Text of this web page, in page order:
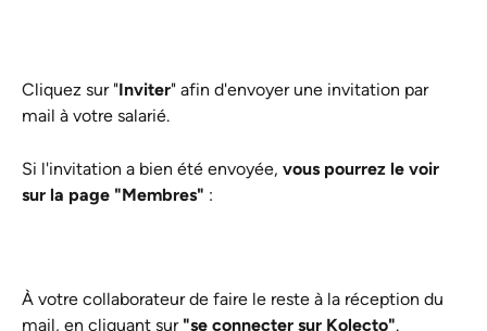
Cliquez sur "Inviter" afin d'envoyer une invitation par
mail à votre salarié.
Si l'invitation a bien été envoyée, vous pourrez le voir
sur la page "Membres" :
À votre collaborateur de faire le reste à la réception du
mail, en cliquant sur "se connecter sur Kolecto".